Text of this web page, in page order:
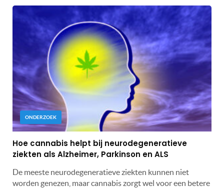
ONDERZOEK
Hoe cannabis helpt bij neurodegeneratieve
ziekten als Alzheimer, Parkinson en ALS
De meeste neurodegeneratieve ziekten kunnen niet
worden genezen, maar cannabis zorgt wel voor een betere